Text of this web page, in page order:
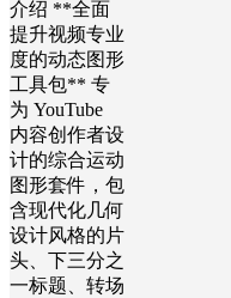
介绍 **全面
提升视频专业
度的动态图形
工具包** 专
为 YouTube
内容创作者设
计的综合运动
图形套件，包
含现代化几何
设计风格的片
头、下三分之
一标题、转场